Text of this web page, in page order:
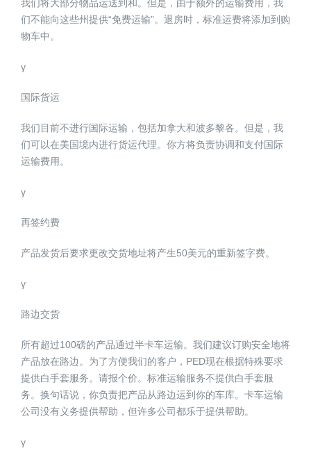
我们将大部分物品运送到和。但是，由于额外的运输费用，我
们不能向这些州提供“免费运输”。退房时，标准运费将添加到购
物车中。
γ
国际货运
我们目前不进行国际运输，包括加拿大和波多黎各。但是，我
们可以在美国境内进行货运代理。你方将负责协调和支付国际
运输费用。
γ
再签约费
产品发货后要求更改交货地址将产生50美元的重新签字费。
γ
路边交货
所有超过100磅的产品通过半卡车运输。我们建议订购安全地将
产品放在路边。为了方便我们的客户，PED现在根据特殊要求
提供白手套服务。请报个价。标准运输服务不提供白手套服
务。换句话说，你负责把产品从路边运到你的车库。卡车运输
公司没有义务提供帮助，但许多公司都乐于提供帮助。
γ